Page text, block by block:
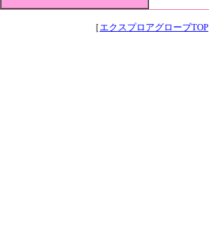
［ エクスプロアグローブTOP